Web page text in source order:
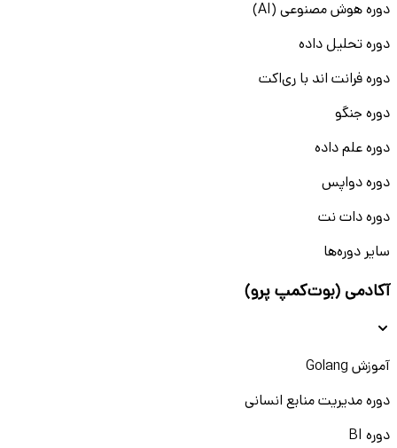
دوره هوش مصنوعی (AI)
دوره تحلیل داده
دوره فرانت اند با ری‌اکت
دوره جنگو
دوره علم داده
دوره دواپس
دوره دات نت
سایر دوره‌ها
آکادمی (بوت‌کمپ پرو)
آموزش Golang
دوره مدیریت منابع انسانی
دوره BI